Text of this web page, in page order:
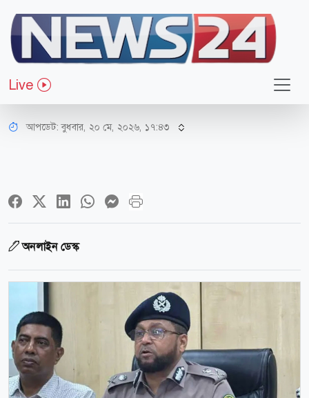
Live
রাজধানী
অপরাধী যেই হোক, রাজনৈতিক পরিচয়
বিবেচনা করা হবে না: ডিএমপি কমিশনার
আপডেট: বুধবার, ২০ মে, ২০২৬, ১৭:৪৩
অনলাইন ডেস্ক